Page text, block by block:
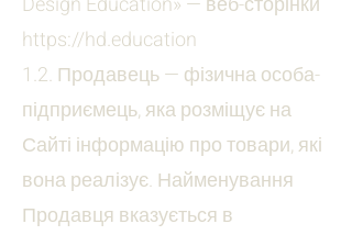
https://hd.education
1.2. Продавець — фізична особа-
підприємець, яка розміщує на
Сайті інформацію про товари, які
вона реалізує. Найменування
Продавця вказується в